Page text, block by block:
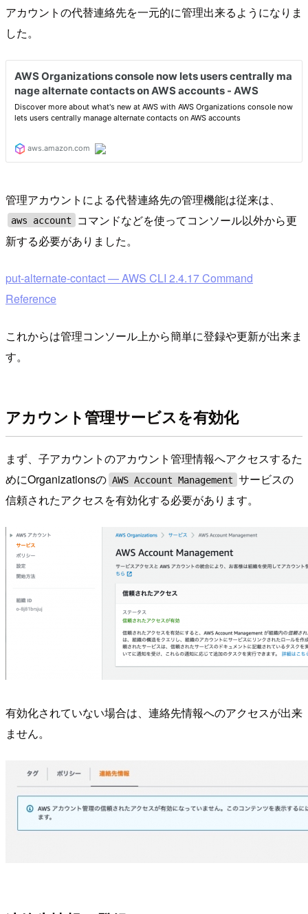
アカウントの代替連絡先を一元的に管理出来るようになりま
した。
管理アカウントによる代替連絡先の管理機能は従来は、
aws account
コマンドなどを使ってコンソール以外から更
新する必要がありました。
put-alternate-contact — AWS CLI 2.4.17 Command
Reference
これからは管理コンソール上から簡単に登録や更新が出来ま
す。
アカウント管理サービスを有効化
まず、子アカウントのアカウント管理情報へアクセスするた
めにOrganizationsの AWS Account Management サービスの
信頼されたアクセスを有効化する必要があります。
有効化されていない場合は、連絡先情報へのアクセスが出来
ません。